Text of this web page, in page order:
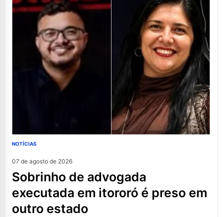
NOTÍCIAS
07 de agosto de 2026
sobrinho de advogada
executada em itororó é preso em
outro estado